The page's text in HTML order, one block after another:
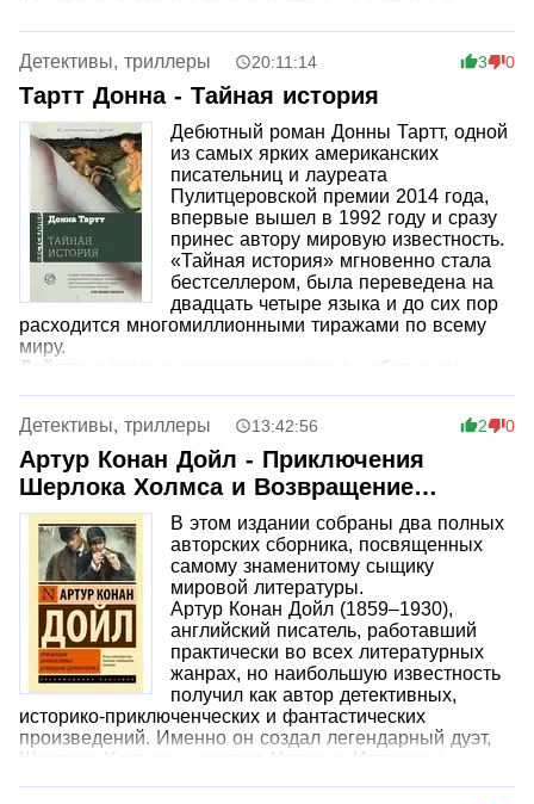
здесь цитаты из Третьей Книги Моисея? И кто, в конце
концов, покушался на жизнь самого Микаэля, когда он
подошел к разгадке слишком близко? И уж тем более
он не мог предположить, что расследование приведет
его в сущий ад среди идиллически мирного городка.
Детективы, триллеры 20:11:14 3 0
Тартт Донна - Тайная история
Дебютный роман Донны Тартт, одной
из самых ярких американских
писательниц и лауреата
Пулитцеровской премии 2014 года,
впервые вышел в 1992 году и сразу
принес автору мировую известность.
«Тайная история» мгновенно стала
бестселлером, была переведена на
двадцать четыре языка и до сих пор
расходится многомиллионными тиражами по всему
миру.
Действие романа разворачивается в небольшом
язык. Здесь он знакомится с необычной компанией
студентов — четырьмя юношами и одной девушкой.
Умные, обеспеченные и увлеченные античной
культурой, они воспринимают себя почти как
избранный круг хранителей древнего наследия.
Однако их тесная дружба не выдерживает
столкновения с реальностью. В сплоченной компании
происходит убийство, навсегда меняющее жизни всех
участников этой истории.
Спустя годы Ричард пытается понять и
переосмыслить случившееся. Шаг за шагом он
восстанавливает в памяти события студенческих лет,
отношения с друзьями и любимой девушкой. Под
мастерским пером Донны Тартт его исповедь
превращается в напряженный психологический
триллер, от которого невозможно оторваться.
Детективы, триллеры 13:42:56 2 0
Артур Конан Дойл - Приключения
Шерлока Холмса и Возвращение
Шерлока ХолмсаВ этом издании собраны два полных
авторских сборника, посвященных
самому знаменитому сыщику
мировой литературы.
Артур Конан Дойл (1859–1930),
английский писатель, работавший
практически во всех литературных
жанрах, но наибольшую известность
получил как автор детективных,
историко-приключенческих и фантастических
произведений. Именно он создал легендарный дуэт,
Шерлока Холмса и доктора Уотсона. Истории о